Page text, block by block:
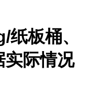
纸板桶、
实际情况